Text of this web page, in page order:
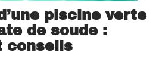
piscine verte
de soude :
conseils